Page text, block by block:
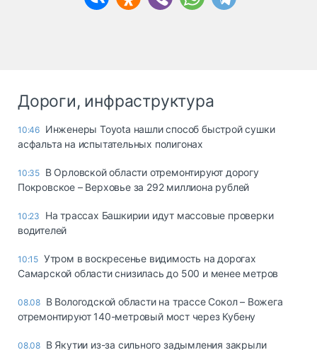
Дороги, инфраструктура
10:46 Инженеры Toyota нашли способ быстрой сушки
асфальта на испытательных полигонах
10:35 В Орловской области отремонтируют дорогу
Покровское – Верховье за 292 миллиона рублей
10:23
На трассах Башкирии идут массовые проверки
водителей
10:15 Утром в воскресенье видимость на дорогах
Самарской области снизилась до 500 и менее метров
08.08 В Вологодской области на трассе Сокол – Вожега
отремонтируют 140-метровый мост через Кубену
08.08 В Якутии из-за сильного задымления закрыли